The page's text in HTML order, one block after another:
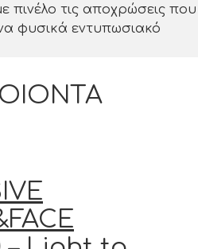
πινέλο τις αποχρώσεις που
φυσικά εντυπωσιακό